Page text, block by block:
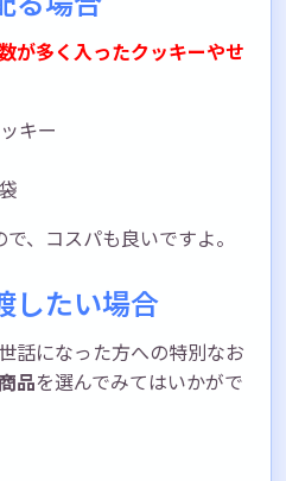
が多く入ったクッキーやせ
キー
、コスパも良いですよ。
したい場合
話になった方への特別なお
品を選んでみてはいかがで